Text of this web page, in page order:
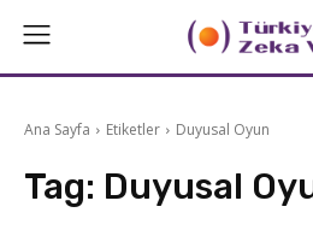
Ana Sayfa Etiketler Duyusal Oyun
Tag: Duyusal